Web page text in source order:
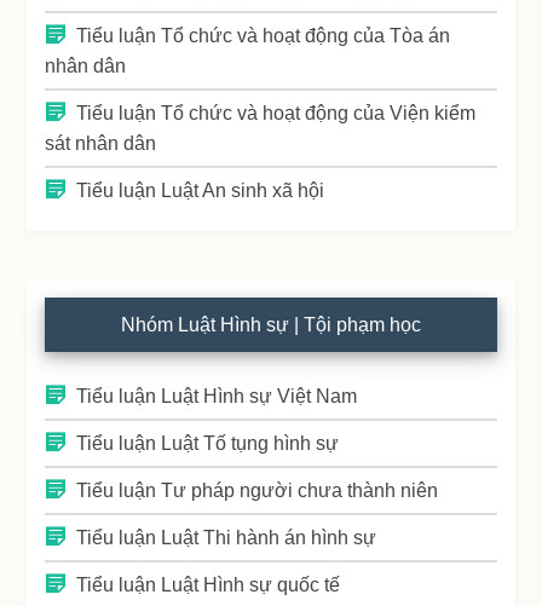
Tiểu luận Tổ chức và hoạt động của Tòa án
nhân dân
Tiểu luận Tổ chức và hoạt động của Viện kiểm
sát nhân dân
Tiểu luận Luật An sinh xã hội
Nhóm Luật Hình sự | Tội phạm học
Tiểu luận Luật Hình sự Việt Nam
Tiểu luận Luật Tố tụng hình sự
Tiểu luận Tư pháp người chưa thành niên
Tiểu luận Luật Thi hành án hình sự
Tiểu luận Luật Hình sự quốc tế